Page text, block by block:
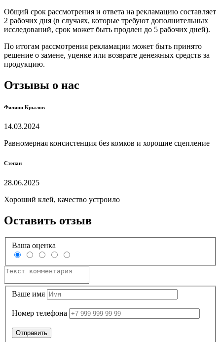
Общий срок рассмотрения и ответа на рекламацию составляет
2 рабочих дня (в случаях, которые требуют дополнительных
исследований, срок может быть продлен до 5 рабочих дней).
По итогам рассмотрения рекламации может быть принято
решение о замене, уценке или возврате денежных средств за
продукцию.
Отзывы о нас
Филипп Крылов
14.03.2024
Равномерная консистенция без комков и хорошие сцепление
Степан
28.06.2025
Хороший клей, качество устроило
Оставить отзыв
Ваша оценка
Ваше имя
Номер телефона